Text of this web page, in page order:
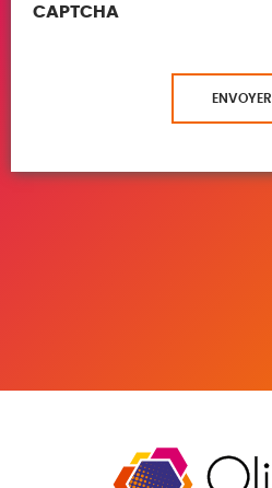
CAPTCHA
ENVOYER